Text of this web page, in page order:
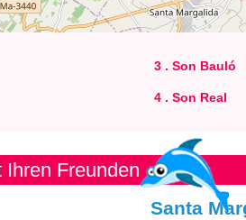
3 . Son Bauló
4 . Son Real
Ihren Freunden
Santa